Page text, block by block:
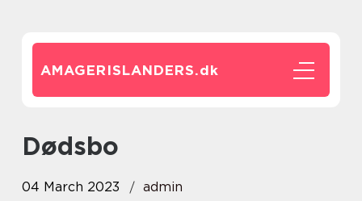
AMAGERISLANDERS.dk
dødsbo
04 March 2023 admin